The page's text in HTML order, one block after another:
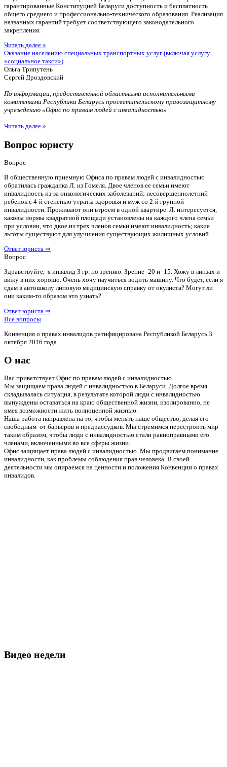
гарантированные Конституцией Беларуси доступность и бесплатность
общего среднего и профессионально-технического образования. Реализация
названных гарантий требует соответствующего законодательного
закрепления.
Читать далее »
Оказание населению специальных транспортных услуг (включая услугу
«социальное такси»)
Ольга Трипутень
Сергей Дроздовский
По информации, предоставленной областными исполнительными
комитетами Республики Беларусь просветительскому правозащитному
учреждению «Офис по правам людей с инвалидностью»
Читать далее »
Вопрос юристу
Вопрос
В общественную приемную Офиса по правам людей с инвалидностью
обратилась гражданка Л. из Гомеля. Двое членов ее семьи имеют
инвалидность из-за онкологических заболеваний: несовершеннолетний
ребенок с 4-й степенью утраты здоровья и муж со 2-й группой
инвалидности. Проживают они втроем в одной квартире. Л. интересуется,
каковы нормы квадратной площади установлены на каждого члена семьи
при условии, что двое из трех членов семьи имеют инвалидность; какие
льготы существуют для улучшения существующих жилищных условий.
Ответ юриста ⇒
Вопрос
Здравствуйте, я инвалид 3 гр. по зрению. Зрение -20 и -15. Хожу в линзах и
вижу в них хорошо. Очень хочу научиться водить машину. Что будет, если я
сдам в автошколу липовую медицинскую справку от окулиста? Могут ли
они каким-то образом это узнать?
Ответ юриста ⇒
Все вопросы
Конвенция о правах инвалидов ратифицирована Республикой Беларусь 3
октября 2016 года.
О нас
Вас приветствует Офис по правам людей с инвалидностью.
Мы защищаем права людей с инвалидностью в Беларуси. Долгое время
складывалась ситуация, в результате которой люди с инвалидностью
вынуждены оставаться на краю общественной жизни, изолированно, не
имея возможности жить полноценной жизнью.
Наша работа направлена на то, чтобы менять наше общество, делая его
свободным от барьеров и предрассудков. Мы стремимся перестроить мир
таким образом, чтобы люди с инвалидностью стали равноправными его
членами, включенными во все сферы жизни.
Офис защищает права людей с инвалидностью. Мы продвигаем понимание
инвалидности, как проблемы соблюдения прав человека. В своей
деятельности мы опираемся на ценности и положения Конвенции о правах
инвалидов.
Видео недели